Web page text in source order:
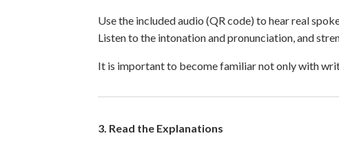
Use the included audio (QR code) to hear real
Listen to the intonation and pronunciation, and
It is important to become familiar not only with
3. Read the Explanations